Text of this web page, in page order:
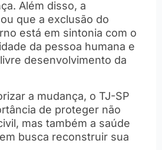
Além disso, a
que a exclusão do
está em sintonia com o
da pessoa humana e
desenvolvimento da
a mudança, o TJ-SP
de proteger não
mas também a saúde
busca reconstruir sua